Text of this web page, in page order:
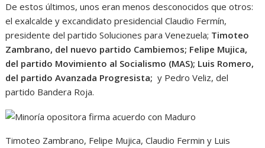
De estos últimos, unos eran menos desconocidos que otros:
el exalcalde y excandidato presidencial Claudio Fermín,
presidente del partido Soluciones para Venezuela; Timoteo
Zambrano, del nuevo partido Cambiemos; Felipe Mujica,
del partido Movimiento al Socialismo (MAS); Luis Romero,
del partido Avanzada Progresista;y Pedro Veliz, del
partido Bandera Roja.
Timoteo Zambrano, Felipe Mujica, Claudio Fermin y Luis